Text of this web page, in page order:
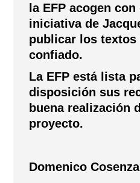
la EFP acogen
iniciativa de
publicar los textos
confiado.
La EFP está lista
disposición sus
buena realización
proyecto.
Domenico